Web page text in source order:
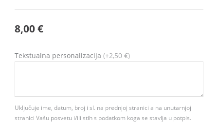
8,00€
Tekstualna personalizacija (+2,50 €)
Uključuje ime, datum, broj i sl. na prednjoj stranici a na unutarnjoj
stranici Vašu posvetu i/ili stih s podatkom koga se stavlja u potpis.
Čestitka